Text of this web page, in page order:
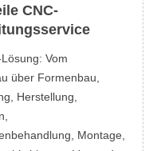
CNC-
Vom
über Formenbau,
Herstellung,
Montage,